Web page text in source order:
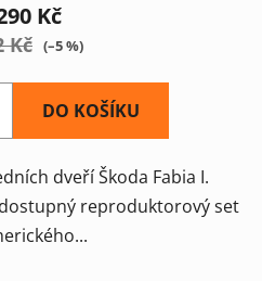
Kč
Kč (–5 %)
DO KOŠÍKU
dveří Škoda Fabia I.
reproduktorový set